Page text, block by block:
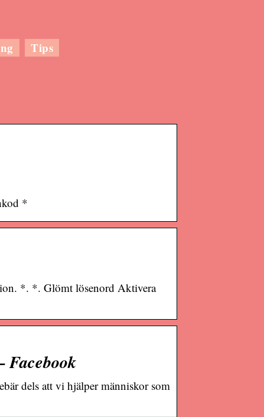
Tips
*
*. *. Glömt lösenord Aktivera
Facebook
dels att vi hjälper människor som